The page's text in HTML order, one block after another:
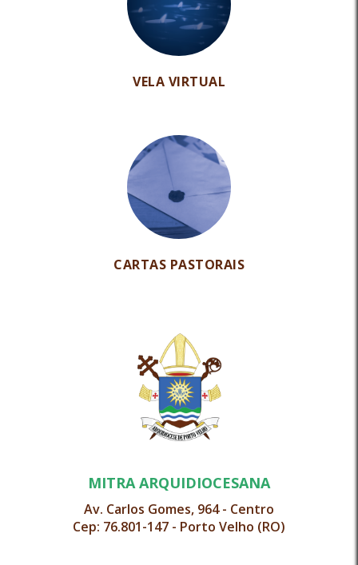
VELA VIRTUAL
CARTAS PASTORAIS
MITRA ARQUIDIOCESANA
Av. Carlos Gomes, 964 - Centro
Cep: 76.801-147 - Porto Velho (RO)